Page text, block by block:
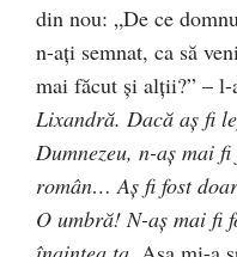
din nou: „De ce
n-aţi semnat, ca să
mai făcut şi alţii?” – l-
Lixandră. Dacă aş fi
Dumnezeu, n-aş mai
român… Aş fi fost
O umbră! N-aş mai fi